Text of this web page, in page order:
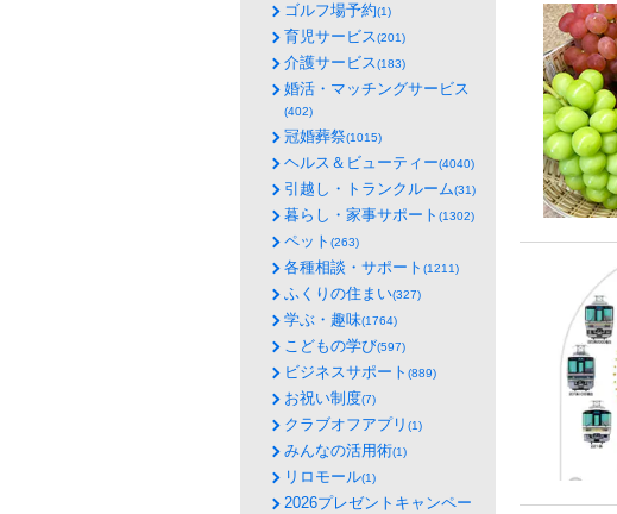
ゴルフ場予約(1)
育児サービス(201)
介護サービス(183)
婚活・マッチングサービス
(402)
冠婚葬祭(1015)
ヘルス＆ビューティー(4040)
引越し・トランクルーム(31)
暮らし・家事サポート (1302)
ペット (263)
各種相談・サポート (1211)
ふくりの住まい(327)
学ぶ・趣味(1764)
こどもの学び(597)
ビジネスサポート (889)
お祝い制度(7)
クラブオフアプリ (1)
みんなの活用術(1)
リロモール(1)
2026プレゼントキャンペー